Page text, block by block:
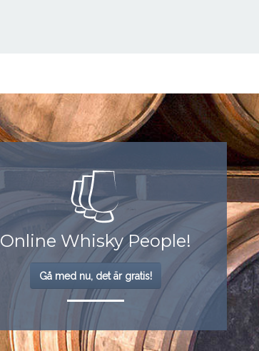
Online Whisky People!
Gå med nu, det är gratis!